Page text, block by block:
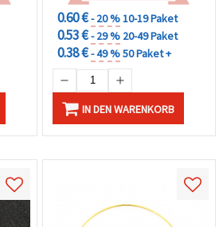
0.60 €- 20 %10-19 Paket
0.53 €- 29 % 20-49 Paket
0.38 €- 49 %50 Paket +
IN DEN WARENKORB